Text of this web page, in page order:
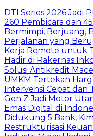
DTI Series 2026 Jadi
260 Pembicara dan
Bermimpi, Berjuang,
Perjalanan yang
Kerja Remote untuk
Hadir di Rakernas
Solusi Antikredit
UMKM Tertekan
Intervensi Cepat dan
Gen Z Jadi Motor
Emas Digital di
Didukung 5 Bank,
Restrukturisasi